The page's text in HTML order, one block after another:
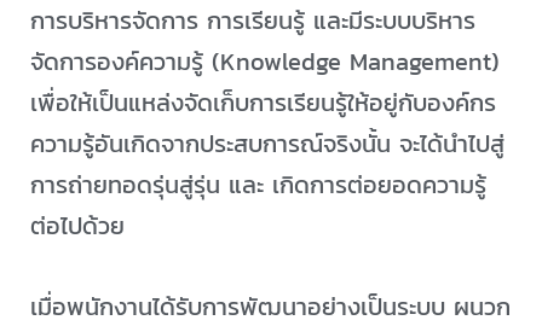
การบริหารจัดการ การเรียนรู้ และมีระบบบริหาร
จัดการองค์ความรู้ (Knowledge Management)
เพื่อให้เป็นแหล่งจัดเก็บการเรียนรู้ให้อยู่กับองค์กร
ความรู้อันเกิดจากประสบการณ์จริงนั้น จะได้นำไปสู่
การถ่ายทอดรุ่นสู่รุ่น และ เกิดการต่อยอดความรู้
ต่อไปด้วย
เมื่อพนักงานได้รับการพัฒนาอย่างเป็นระบบ ผนวก